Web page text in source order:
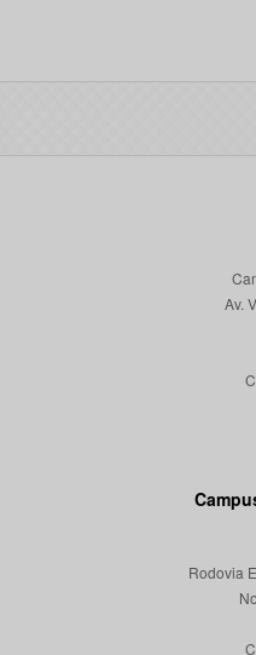
Av.
Rodovia